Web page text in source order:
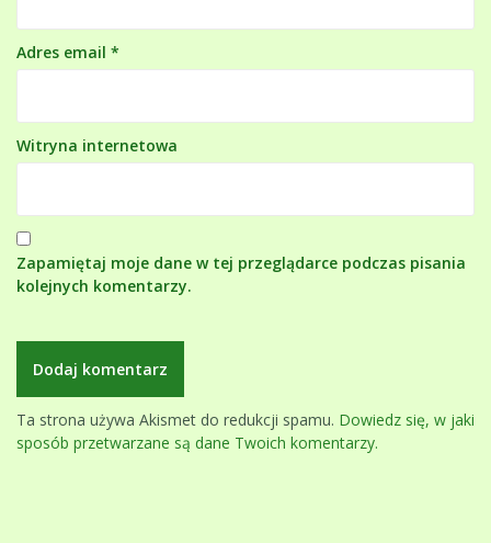
Adres email *
Witryna internetowa
Zapamiętaj moje dane w tej przeglądarce podczas pisania
kolejnych komentarzy.
Ta strona używa Akismet do redukcji spamu. Dowiedz się, w jaki
sposób przetwarzane są dane Twoich komentarzy.